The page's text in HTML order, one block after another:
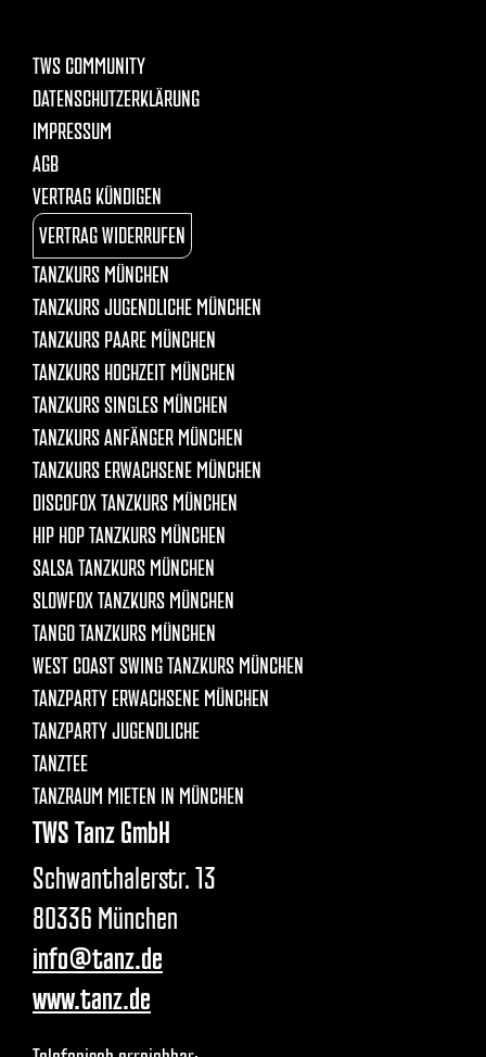
TWS COMMUNITY
DATENSCHUTZERKLÄRUNG
IMPRESSUM
AGB
VERTRAG KÜNDIGEN
VERTRAG WIDERRUFEN
TANZKURS MÜNCHEN
TANZKURS JUGENDLICHE MÜNCHEN
TANZKURS PAARE MÜNCHEN
TANZKURS HOCHZEIT MÜNCHEN
TANZKURS SINGLES MÜNCHEN
TANZKURS ANFÄNGER MÜNCHEN
TANZKURS ERWACHSENE MÜNCHEN
DISCOFOX TANZKURS MÜNCHEN
HIP HOP TANZKURS MÜNCHEN
SALSA TANZKURS MÜNCHEN
SLOWFOX TANZKURS MÜNCHEN
TANGO TANZKURS MÜNCHEN
WEST COAST SWING TANZKURS MÜNCHEN
TANZPARTY ERWACHSENE MÜNCHEN
TANZPARTY JUGENDLICHE
TANZTEE
TANZRAUM MIETEN IN MÜNCHEN
TWS Tanz GmbH
Schwanthalerstr. 13
80336 München
info@tanz.de
www.tanz.de